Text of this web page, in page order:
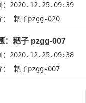
：2020.12.25.09:39
： 耙子pzgg-020
：耙子 pzgg-007
：2020.12.25.09:38
： 耙子pzgg-007